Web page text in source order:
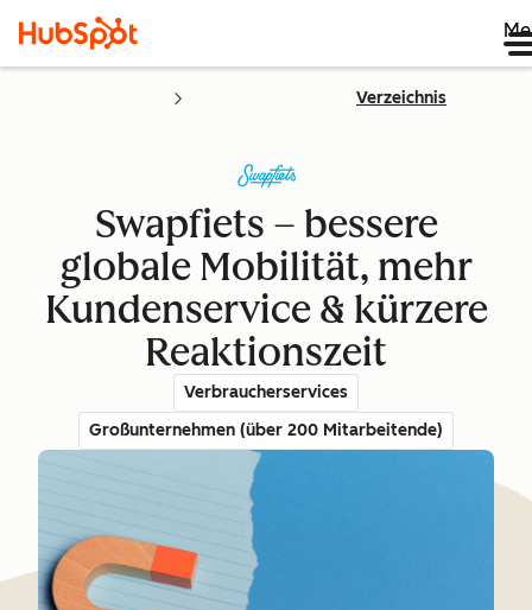
Verzeichnis
Swapfiets – bessere
globale Mobilität, mehr
Kundenservice & kürzere
Reaktionszeit
Verbraucherservices
Großunternehmen (über 200 Mitarbeitende)